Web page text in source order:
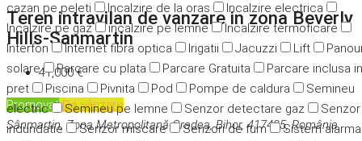
cazan pe peleti
Incalzire de la oras
Incalzire electrica
Incalzire pe gaz
incalzire pe lemne
Incalzire termoficare
Interfon
Internet fibra optica Irigatii Jacuzzi Lift
solare
Parcare cu plata Parcare Gratuita
Parcare inclusa in
pret
Piscina Pivnita Pod Pompe de caldura
Semineu
electric
Semineu pe lemne Senzor detectare gaz
Senzor
indundatie
Senzor miscare Senzori de fum
Sistem alarma
Teren intravilan de vanzare in zona Beverly
Hills-Sanmartin
41,000 €
PromovatDe vânzare
Sânmartin, Zona Metropolitană Oradea, Bihor, 417495, România